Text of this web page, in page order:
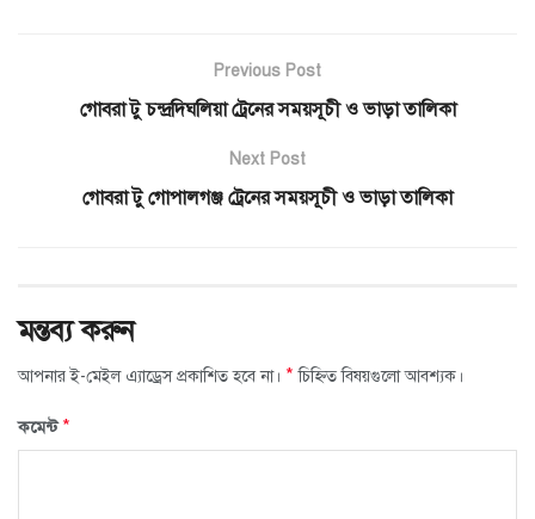
Previous Post
গোবরা টু চন্দ্রদিঘলিয়া ট্রেনের সময়সূচী ও ভাড়া তালিকা
Next Post
গোবরা টু গোপালগঞ্জ ট্রেনের সময়সূচী ও ভাড়া তালিকা
মন্তব্য করুন
আপনার ই-মেইল এ্যাড্রেস প্রকাশিত হবে না। * চিহ্নিত বিষয়গুলো আবশ্যক।
কমেন্ট*